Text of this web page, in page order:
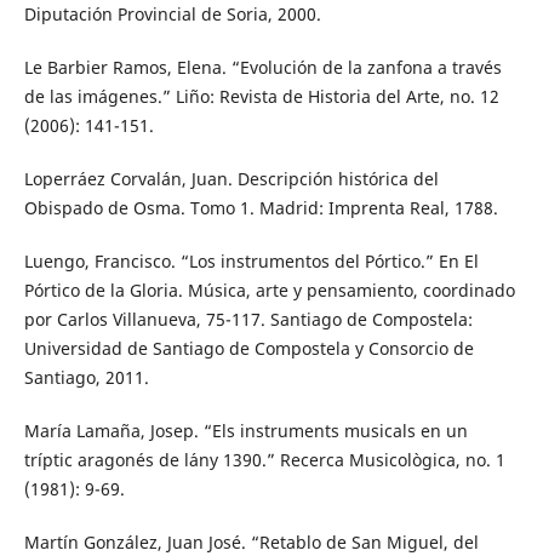
Diputación Provincial de Soria, 2000.
Le Barbier Ramos, Elena. “Evolución de la zanfona a través
de las imágenes.” Liño: Revista de Historia del Arte, no. 12
(2006): 141-151.
Loperráez Corvalán, Juan. Descripción histórica del
Obispado de Osma. Tomo 1. Madrid: Imprenta Real, 1788.
Luengo, Francisco. “Los instrumentos del Pórtico.” En El
Pórtico de la Gloria. Música, arte y pensamiento, coordinado
por Carlos Villanueva, 75-117. Santiago de Compostela:
Universidad de Santiago de Compostela y Consorcio de
Santiago, 2011.
María Lamaña, Josep. “Els instruments musicals en un
tríptic aragonés de l´any 1390.” Recerca Musicològica, no. 1
(1981): 9-69.
Martín González, Juan José. “Retablo de San Miguel, del